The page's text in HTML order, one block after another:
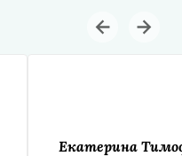
Екатерина